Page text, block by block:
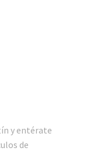
y entérate
de